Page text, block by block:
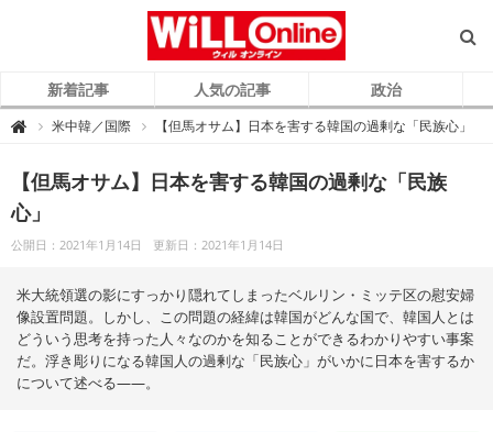
新着記事 人気の記事 政治

O
n
i
e
（
ル
オ
ン
ラ
イ
ン
）
米中韓／国際 【但馬オサム】日本を害する韓国の過剰な「民族心」
【但馬オサム】日本を害する韓国の過剰な「民族
心」
公開日：2021年1月14日 更新日：2021年1月14日
米大統領選の影にすっかり隠れてしまったベルリン・ミッテ区の慰安婦
像設置問題。しかし、この問題の経緯は韓国がどんな国で、韓国人とは
どういう思考を持った人々なのかを知ることができるわかりやすい事案
だ。浮き彫りになる韓国人の過剰な「民族心」がいかに日本を害するか
について述べる――。